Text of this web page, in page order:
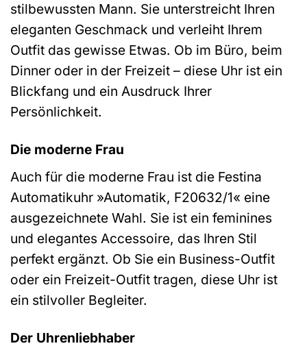
stilbewussten Mann. Sie unterstreicht Ihren
eleganten Geschmack und verleiht Ihrem
Outfit das gewisse Etwas. Ob im Büro, beim
Dinner oder in der Freizeit – diese Uhr ist ein
Blickfang und ein Ausdruck Ihrer
Persönlichkeit.
Die moderne Frau
Auch für die moderne Frau ist die Festina
Automatikuhr »Automatik, F20632/1« eine
ausgezeichnete Wahl. Sie ist ein feminines
und elegantes Accessoire, das Ihren Stil
perfekt ergänzt. Ob Sie ein Business-Outfit
oder ein Freizeit-Outfit tragen, diese Uhr ist
ein stilvoller Begleiter.
Der Uhrenliebhaber